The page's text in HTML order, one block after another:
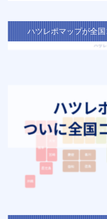
ハツレポマップが全国